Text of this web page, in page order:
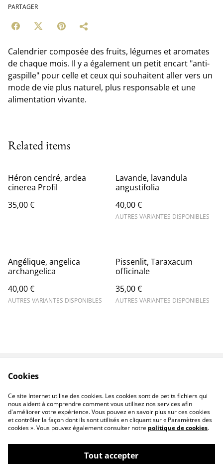
PARTAGER
Calendrier composée des fruits, légumes et aromates
de chaque mois. Il y a également un petit encart "anti-
gaspille" pour celle et ceux qui souhaitent aller vers un
mode de vie plus naturel, plus responsable et une
alimentation vivante.
Related items
Héron cendré, ardea
cinerea Profil
35,00 €
Lavande, lavandula
angustifolia
40,00 €
AUTRES VARIANTES DISPONIBLES
Angélique, angelica
archangelica
40,00 €
AUTRES VARIANTES DISPONIBLES
Pissenlit, Taraxacum
officinale
35,00 €
AUTRES VARIANTES DISPONIBLES
Privacy Policy
Cookie Policy
F.A.Q
Cookies
Ce site Internet utilise des cookies. Les cookies sont de petits fichiers qui
nous aident à comprendre comment vous utilisez nos services afin
d'améliorer votre expérience. Vous pouvez en savoir plus sur ces cookies
et contrôler la façon dont ils sont utilisés en cliquant sur « Paramètres des
cookies ». Vous pouvez également consulter notre politique de cookies.
Tout accepter